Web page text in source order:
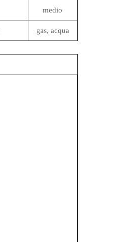
medio
gas, acqua